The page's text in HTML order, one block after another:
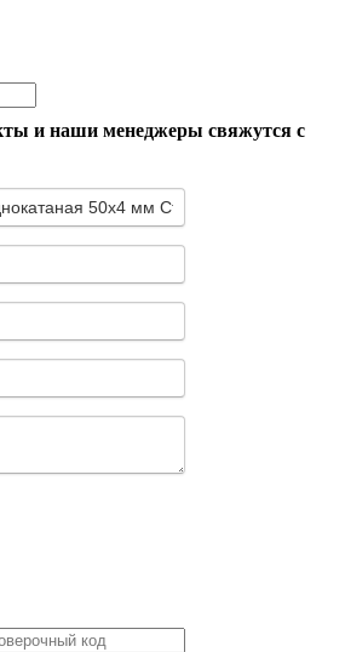
и наши менеджеры свяжутся с